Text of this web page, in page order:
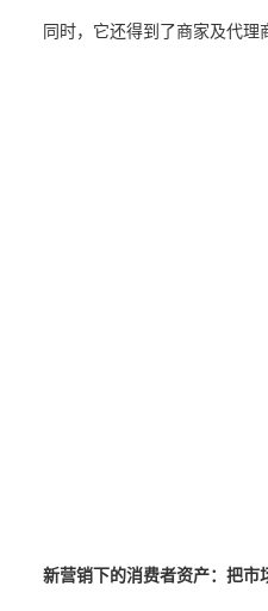
同时，它还得到了商家及代理
新营销下的消费者资产：把市